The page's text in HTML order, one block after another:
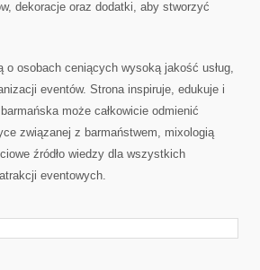
dekoracje oraz dodatki, aby stworzyć
osobach ceniących wysoką jakość usług,
eventów. Strona inspiruje, edukuje i
może całkowicie odmienić
związanej z barmaństwem, mixologią
źródło wiedzy dla wszystkich
eventowych.